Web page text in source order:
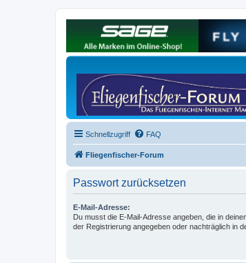
Schnellzugriff FAQ
Fliegenfischer-Forum
Passwort zurücksetzen
E-Mail-Adresse:
Du musst die E-Mail-Adresse angeben, die in
der Registrierung angegeben oder nachträglich in